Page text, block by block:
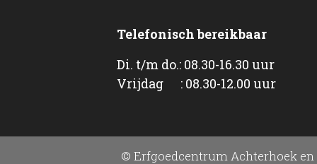
Telefonisch bereikbaar
Di. t/m do.: 08.30-16.30 uur
Vrijdag : 08.30-12.00 uur
© Erfgoedcentrum Achterhoek en